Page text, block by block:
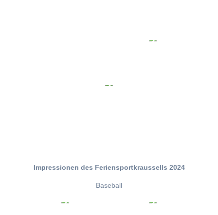
Impressionen des Feriensportkraussells 2024
Baseball